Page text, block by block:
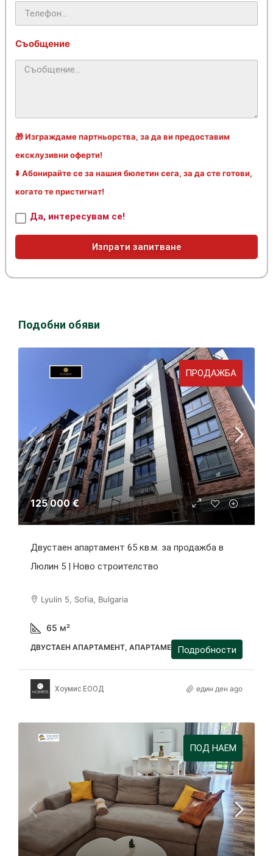
Съобщение
🎁 Изграждаме партньорства, за да ви предоставим
ексклузивни оферти!
⬇️ Абонирайте се за нашия бюлетин сега, за да сте готови,
когато те пристигнат!
Да, интересувам се!
Изпрати запитване
Подобни обяви
ПРОДАЖБА
125 000 €
Двустаен апартамент 65 кв.м. за продажба в
Люлин 5 | Ново строителство
Lyulin 5, Sofia, Bulgaria
65 м²
ДВУСТАЕН АПАРТАМЕНТ, АПАРТАМЕНТПодробности
Хоумис ЕООД един ден ago
ПОД НАЕМ